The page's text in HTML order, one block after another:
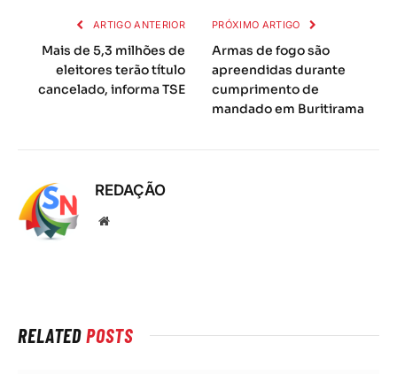
ARTIGO ANTERIOR
Mais de 5,3 milhões de
eleitores terão título
cancelado, informa TSE
PRÓXIMO ARTIGO
Armas de fogo são
apreendidas durante
cumprimento de
mandado em Buritirama
REDAÇÃO
Local
RELATEDPOSTS